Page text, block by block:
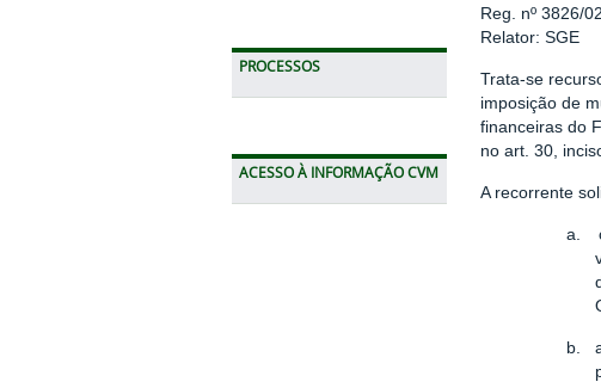
PROCESSOS
ACESSO À INFORMAÇÃO CVM
Reg. nº 3826/02
Relator: SGE
Trata-se
imposição de
financeiras do
no art. 30,
A recorrente
a.
b.